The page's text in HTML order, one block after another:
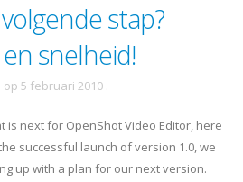
stap?
snelheid!
op 5 februari 2010 .
is next for OpenShot Video Editor, here
successful launch of version 1.0, we
up with a plan for our next version.